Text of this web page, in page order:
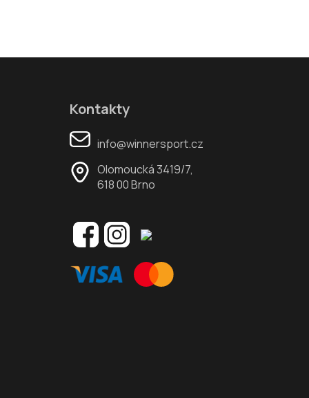
Kontakty
info@winnersport.cz
Olomoucká 3419/7,
618 00 Brno